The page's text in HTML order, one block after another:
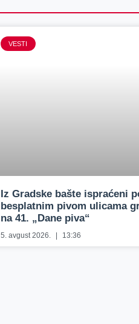
VESTI
Iz Gradske bašte ispraćeni
besplatnim pivom ulicama
na 41. „Dane piva“
5. avgust 2026. 13:36